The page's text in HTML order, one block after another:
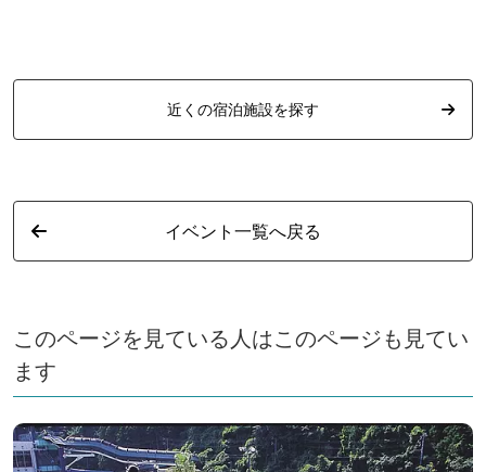
近くの宿泊施設を探す
イベント一覧へ戻る
このページを見ている人はこのページも見てい
ます